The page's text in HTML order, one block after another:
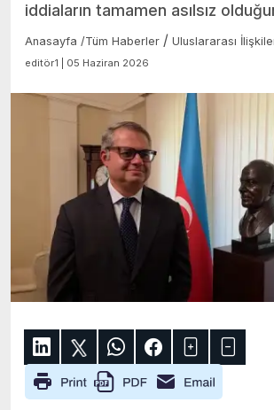
iddiaların tamamen asılsız
Anasayfa /Tüm Haberler / Uluslararası
editör1 | 05 Haziran 2026